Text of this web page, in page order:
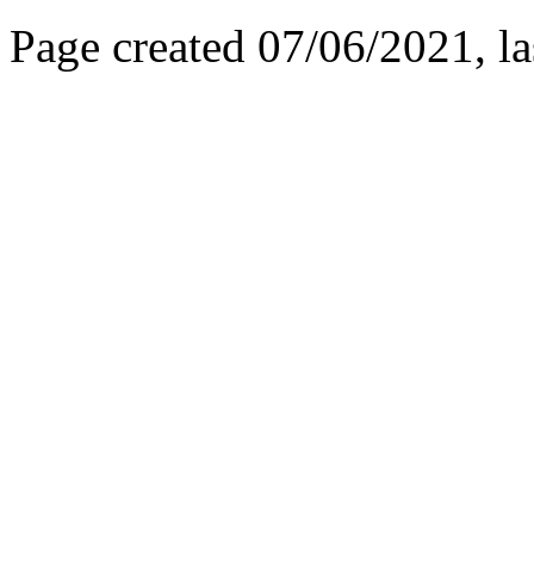
Page created 07/06/2021,